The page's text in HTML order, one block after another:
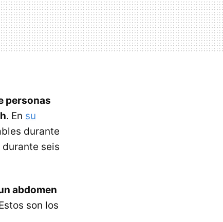
personas
. En su
durante
seis
abdomen
son los